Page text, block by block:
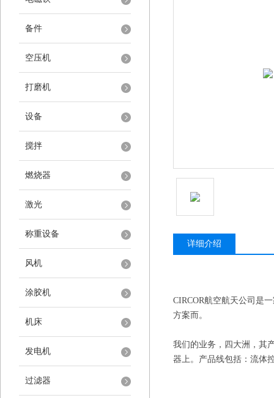
备件
空压机
打磨机
设备
搅拌
燃烧器
激光
称重设备
风机
涂胶机
机床
发电机
过滤器
详细介绍
CIRCOR航空航天公司是
方案而。
我们的业务，四大洲，其
器上。产品线包括：流体